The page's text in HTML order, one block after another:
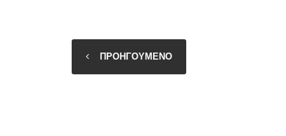
ΠΡΟΗΓΟΥΜΕΝΟ